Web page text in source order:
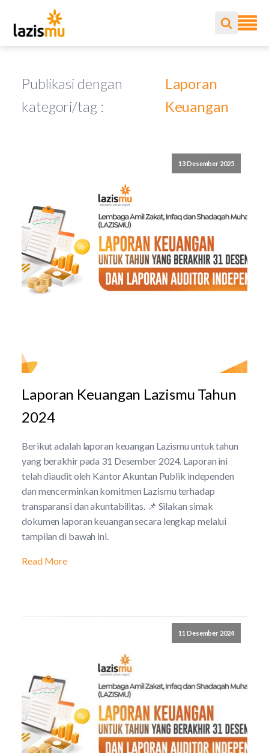
Publikasi dengan
kategori/tag :
Laporan
Keuangan
13 Desember 2025
Laporan Keuangan Lazismu Tahun
2024
Berikut adalah laporan keuangan Lazismu untuk tahun
yang berakhir pada 31 Desember 2024. Laporan ini
telah diaudit oleh Kantor Akuntan Publik independen
dan mencerminkan komitmen Lazismu terhadap
transparansi dan akuntabilitas. 📌 Silakan simak
dokumen laporan keuangan secara lengkap melalui
tampilan di bawah ini.
Read More
11 Desember 2024